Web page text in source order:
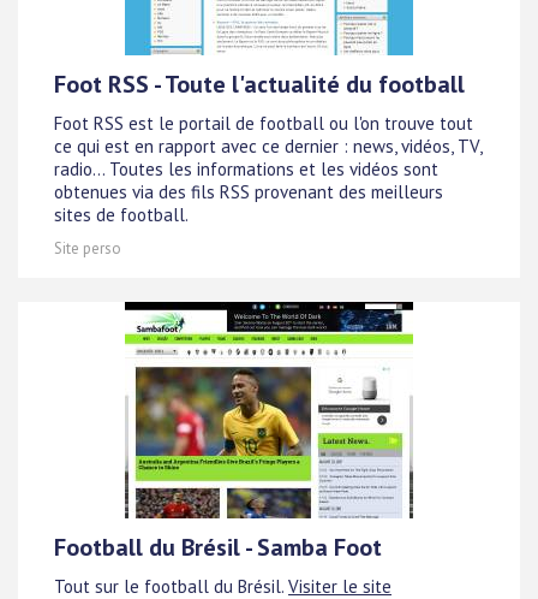
Foot RSS - Toute l'actualité du football
Foot RSS est le portail de football ou l'on trouve tout
ce qui est en rapport avec ce dernier : news, vidéos, TV,
radio... Toutes les informations et les vidéos sont
obtenues via des fils RSS provenant des meilleurs
sites de football.
Site perso
Football du Brésil - Samba Foot
Tout sur le football du Brésil. Visiter le site